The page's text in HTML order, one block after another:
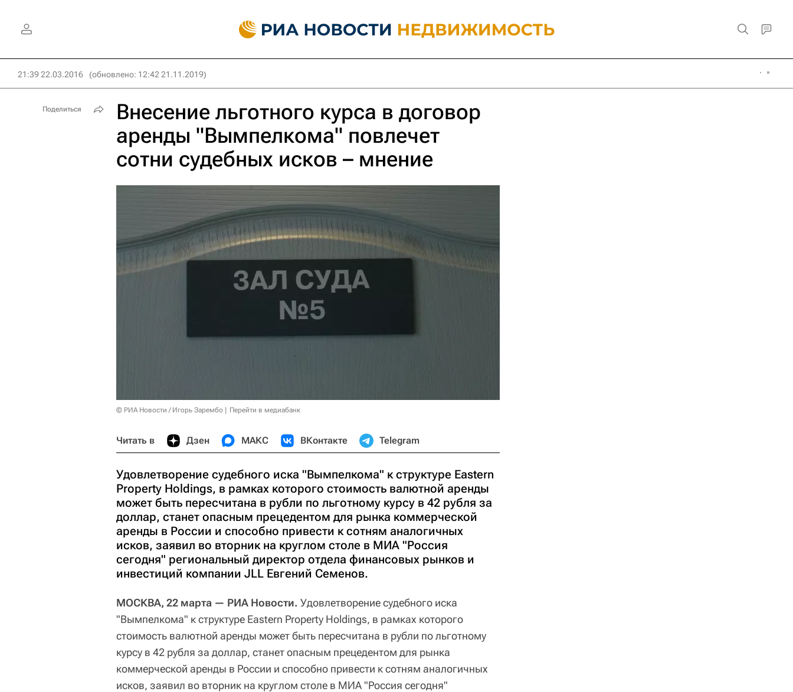
21:39 22.03.2016 (обновлено: 12:42 21.11.2019)
Внесение льготного курса в договор
аренды "Вымпелкома" повлечет
сотни судебных исков – мнение
© РИА Новости / Игорь Зарембо Перейти в медиабанк
Читать в Дзен МАКС ВКонтакте Telegram
Удовлетворение судебного иска "Вымпелкома" к структуре Eastern
Property Holdings, в рамках которого стоимость валютной аренды
может быть пересчитана в рубли по льготному курсу в 42 рубля за
доллар, станет опасным прецедентом для рынка коммерческой
аренды в России и способно привести к сотням аналогичных
исков, заявил во вторник на круглом столе в МИА "Россия
сегодня" региональный директор отдела финансовых рынков и
инвестиций компании JLL Евгений Семенов.
МОСКВА, 22 марта — РИА Новости. Удовлетворение судебного иска
"Вымпелкома" к структуре Eastern Property Holdings, в рамках которого
стоимость валютной аренды может быть пересчитана в рубли по льготному
курсу в 42 рубля за доллар, станет опасным прецедентом для рынка
коммерческой аренды в России и способно привести к сотням аналогичных
исков, заявил во вторник на круглом столе в МИА "Россия сегодня"
Поделиться